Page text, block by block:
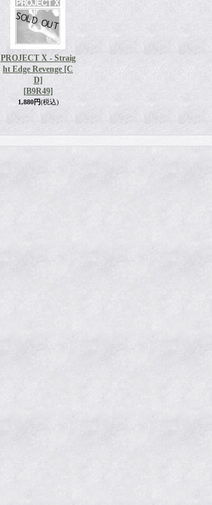
PROJECT X - Straig
ht Edge Revenge [C
D]
[B9R49]
1,880円(税込)